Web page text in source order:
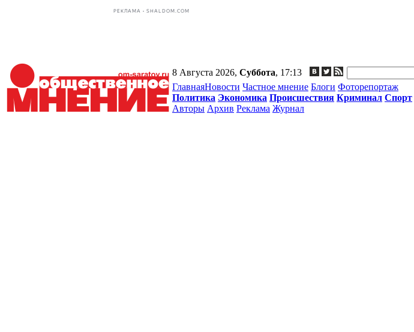
РЕКЛАМА • SHALDOM.COM
8 Августа 2026, Суббота, 17:13
ГлавнаяНовости Частное мнение Блоги Фоторепортаж
Политика Экономика Происшествия Криминал Спорт
Авторы Архив Реклама Журнал